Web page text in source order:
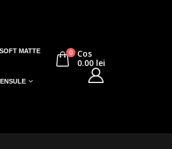
MATTE 0
Cos
0.00 lei